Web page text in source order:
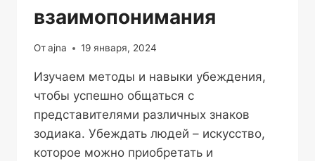
взаимопонимания
Отajna 19 января, 2024
Изучаем методы и навыки убеждения,
чтобы успешно общаться с
представителями различных знаков
зодиака. Убеждать людей – искусство,
которое можно приобретать и